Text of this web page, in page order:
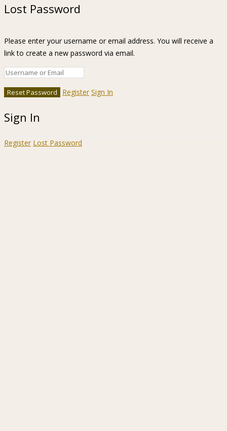
Lost Password
Please enter your username or email address. You will receive a
link to create a new password via email.
Register Sign In
Sign In
Register Lost Password